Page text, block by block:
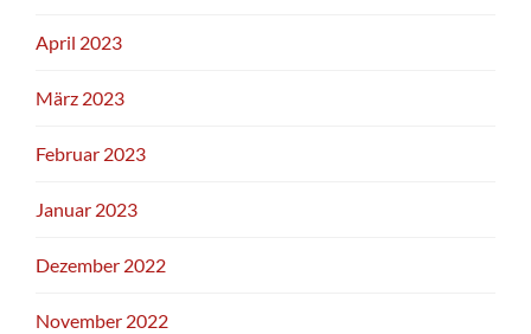
April 2023
März 2023
Februar 2023
Januar 2023
Dezember 2022
November 2022